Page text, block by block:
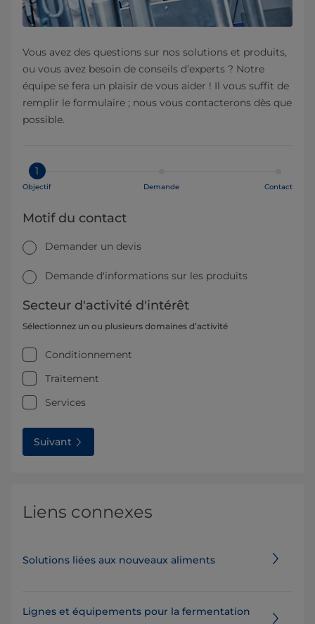
Vous avez des questions sur nos solutions et produits,
ou vous avez besoin de conseils d’experts ? Notre
équipe se fera un plaisir de vous aider ! Il vous suffit de
remplir le formulaire ; nous vous contacterons dès que
possible.
1
Objectif Demande Contact
Motif du contact
Demander un devis
Demande d'informations sur les produits
Secteur d'activité d'intérêt
Sélectionnez un ou plusieurs domaines d’activité
Conditionnement
Traitement
Services
Suivant
Liens connexes
Solutions liées aux nouveaux aliments
Lignes et équipements pour la fermentation